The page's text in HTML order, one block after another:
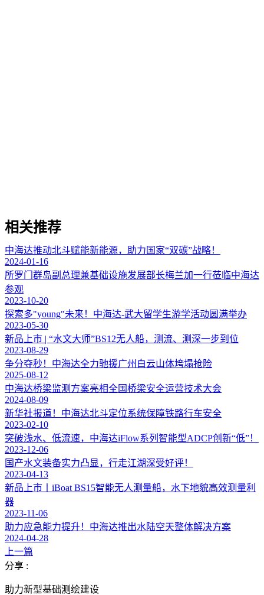
相关推荐
中海达推动北斗赋能新能源，助力国家“双碳”战略！
2024-01-16
所罗门群岛副总理兼基础设施发展部长梅兰加一行莅临中海达
参观
2023-10-20
探索多"young"未来！中海达-武大留学生游学活动圆满举办
2023-05-30
新品上市 | “水文大师”BS12无人船，测流、测深一步到位
2023-08-29
争分夺秒！中海达全力驰援广州白云山体垮塌抢险
2025-08-12
中海达桥梁监测方案亮相全国桥梁安全运营技术大会
2024-08-09
新华社报道！中海达北斗定位系统保障铁路行车安全
2023-02-10
突破浅水、低流速，中海达iFlow系列智能型ADCP创新“低”！
2023-12-06
国产水文装备实力凸显，行走江湖深受好评！
2023-04-13
新品上市丨iBoat BS15智能无人测量船，水下地貌高效测量利
器
2023-11-06
助力应急能力提升！中海达推出水陆空天整体解决方案
2024-04-28
上一篇
分享 :
助力新型基础测绘建设